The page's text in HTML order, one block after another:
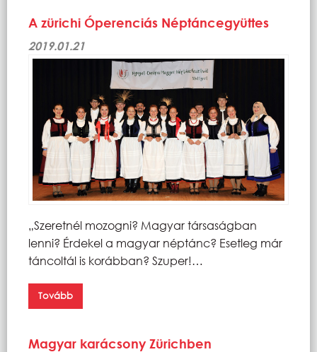
A zürichi Óperenciás Néptáncegyüttes
2019.01.21
„Szeretnél mozogni? Magyar társaságban
lenni? Érdekel a magyar néptánc? Esetleg már
táncoltál is korábban? Szuper!…
Tovább
Magyar karácsony Zürichben